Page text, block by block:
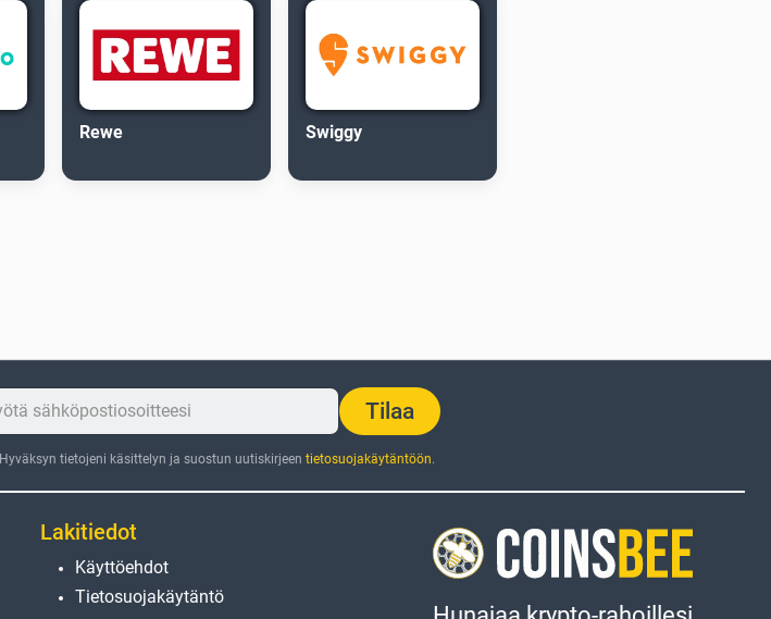
Rewe Swiggy
Tilaa
Hyväksyn tietojeni käsittelyn ja suostun uutiskirjeen tietosuojakäytäntöön.
Lakitiedot
Käyttöehdot
Tietosuojakäytäntö